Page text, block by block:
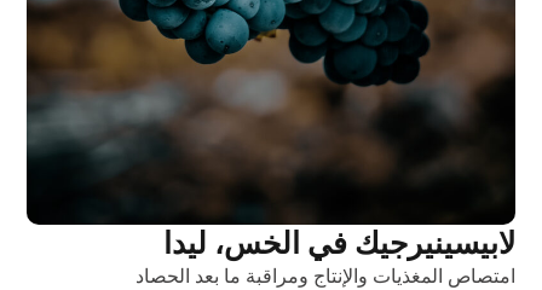
لابيسينيرجيك في الخس، ليدا
امتصاص المغذيات والإنتاج ومراقبة ما بعد الحصاد